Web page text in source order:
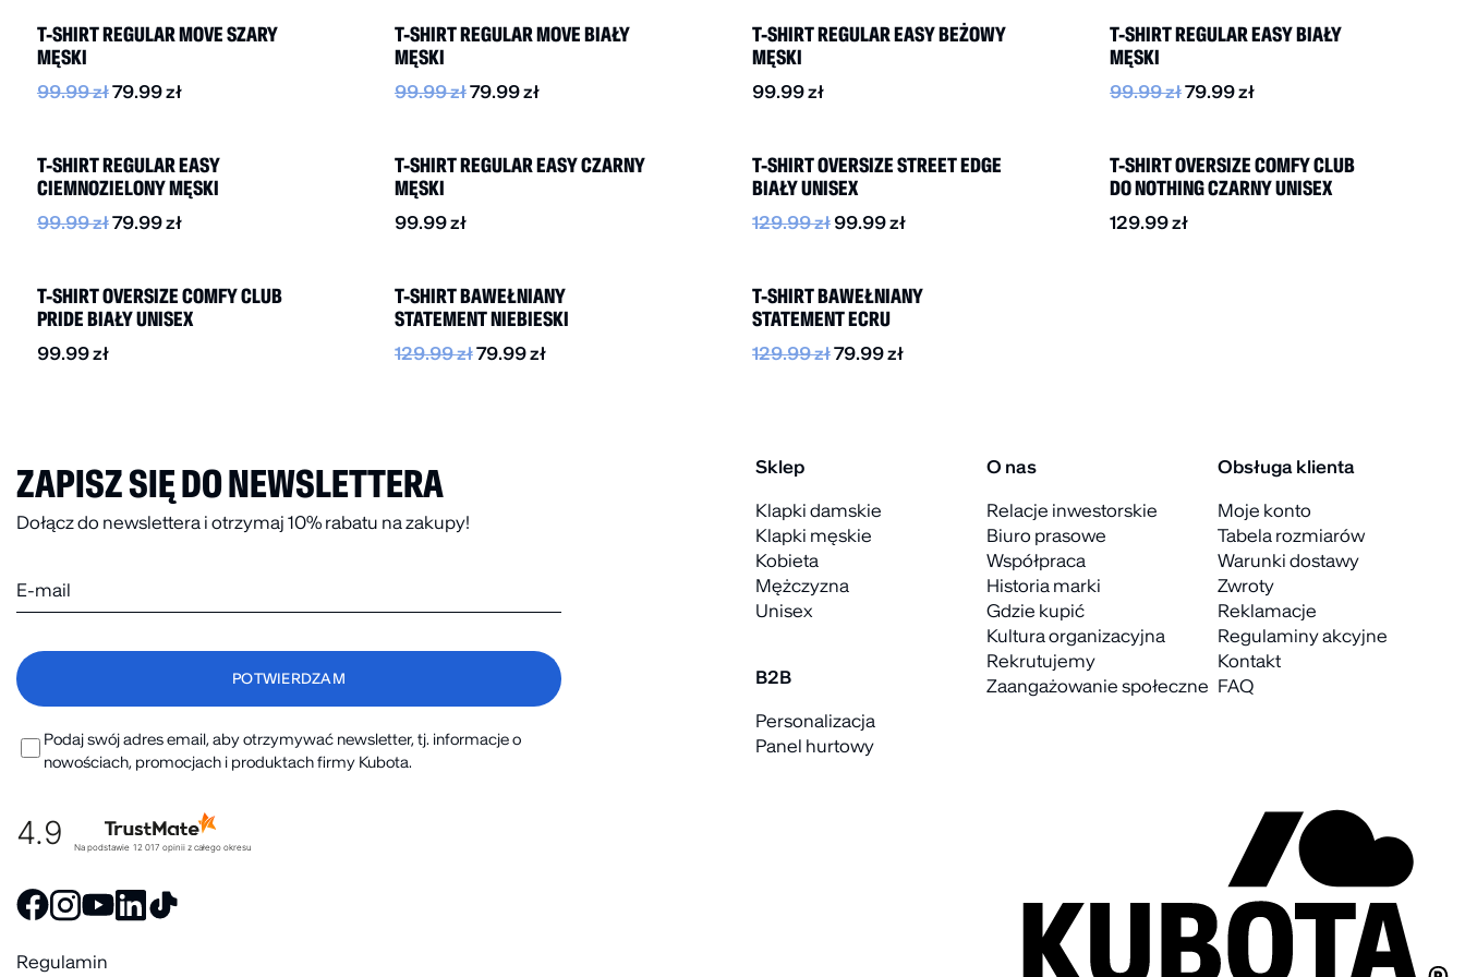
T-SHIRT REGULAR MOVE SZARY
MĘSKI
99.99zł79.99zł
T-SHIRT REGULAR MOVE BIAŁY
MĘSKI
99.99zł79.99zł
T-SHIRT REGULAR EASY BEŻOWY
MĘSKI
99.99zł
T-SHIRT REGULAR EASY BIAŁY
MĘSKI
99.99zł79.99zł
T-SHIRT REGULAR EASY
CIEMNOZIELONY MĘSKI
99.99zł79.99zł
T-SHIRT REGULAR EASY CZARNY
MĘSKI
99.99zł
T-SHIRT OVERSIZE STREET EDGE
BIAŁY UNISEX
129.99zł 99.99zł
T-SHIRT OVERSIZE COMFY CLUB
DO NOTHING CZARNY UNISEX
129.99zł
T-SHIRT OVERSIZE COMFY CLUB
PRIDE BIAŁY UNISEX
99.99zł
T-SHIRT BAWEŁNIANY
STATEMENT NIEBIESKI
129.99zł79.99zł
T-SHIRT BAWEŁNIANY
STATEMENT ECRU
129.99zł79.99zł
ZAPISZ SIĘ DO NEWSLETTERA
Dołącz do newslettera i otrzymaj 10% rabatu na zakupy!
Podaj swój adres email, aby otrzymywać newsletter, tj. informacje o
nowościach, promocjach i produktach firmy Kubota.
Sklep
Klapki damskie
Klapki męskie
Kobieta
Mężczyzna
Unisex
B2B
Personalizacja
Panel hurtowy
O nas
Relacje inwestorskie
Biuro prasowe
Współpraca
Historia marki
Gdzie kupić
Kultura organizacyjna
Rekrutujemy
Zaangażowanie społeczne
Obsługa klienta
Moje konto
Tabela rozmiarów
Warunki dostawy
Zwroty
Reklamacje
Regulaminy akcyjne
Kontakt
FAQ
4.9 Na podstawie 12 017 opiniiz całego okresu
Regulamin